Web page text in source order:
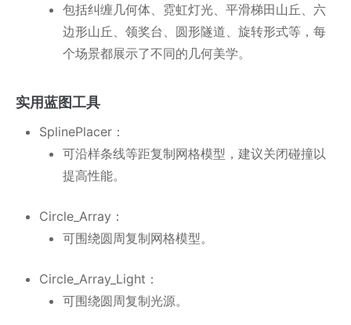
包括纠缠几何体、霓虹灯光、平滑梯田山丘、六
边形山丘、领奖台、圆形隧道、旋转形式等，每
个场景都展示了不同的几何美学。
实用蓝图工具
SplinePlacer：
可沿样条线等距复制网格模型，建议关闭碰撞以
提高性能。
Circle_Array：
可围绕圆周复制网格模型。
Circle_Array_Light：
可围绕圆周复制光源。